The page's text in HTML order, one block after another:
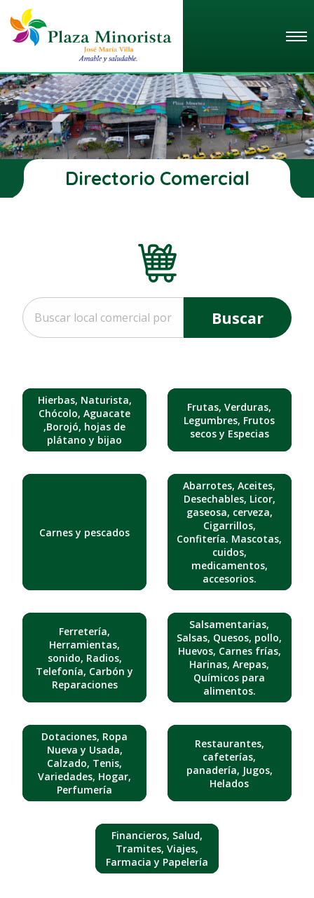
Directorio Comercial
Buscar
Hierbas, Naturista,
Chócolo, Aguacate
,Borojó, hojas de
plátano y bijao
Frutas, Verduras,
Legumbres, Frutos
secos y Especias
Carnes y pescados
Abarrotes, Aceites,
Desechables, Licor,
gaseosa, cerveza,
Cigarrillos,
Confitería. Mascotas,
cuidos,
medicamentos,
accesorios.
Ferretería,
Herramientas,
sonido, Radios,
Telefonía, Carbón y
Reparaciones
Salsamentarias,
Salsas, Quesos, pollo,
Huevos, Carnes frías,
Harinas, Arepas,
Químicos para
alimentos.
Dotaciones, Ropa
Nueva y Usada,
Calzado, Tenis,
Variedades, Hogar,
Perfumería
Restaurantes,
cafeterías,
panadería, Jugos,
Helados
Financieros, Salud,
Tramites, Viajes,
Farmacia y Papelería